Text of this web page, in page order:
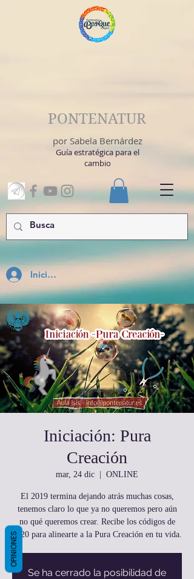
Inicia Sesión
PONTENATUR
por Sabela Bernárdez
Guía estratégica para el
cambio
Iniciación: Pura
Creación
mar, 24 dic
  |
ONLINE
El 2019 termina dejando atrás muchas cosas,
tenemos claro lo que ya no queremos pero aún
no qué queremos crear. Recibe los códigos de
2020 para alinearte a la Pura Creación en tu vida.
Se ha cerrado la posibilidad de
OPINIONES